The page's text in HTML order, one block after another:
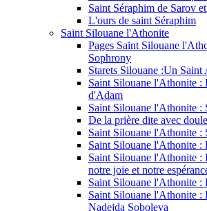
Saint Séraphim de Sarov
L'ours de saint Séraphim
Saint Silouane l'Athonite
Pages Saint Silouane
Sophrony
Starets Silouane :Un
Saint Silouane l'Athonite :
d'Adam
Saint Silouane l'Athonite :
De la prière dite avec
Saint Silouane l'Athonite :
Saint Silouane l'Athonite :
Saint Silouane l'Athonite :
notre joie et notre
Saint Silouane l'Athonite :
Saint Silouane l'Athonite :
Nadejda Soboleva